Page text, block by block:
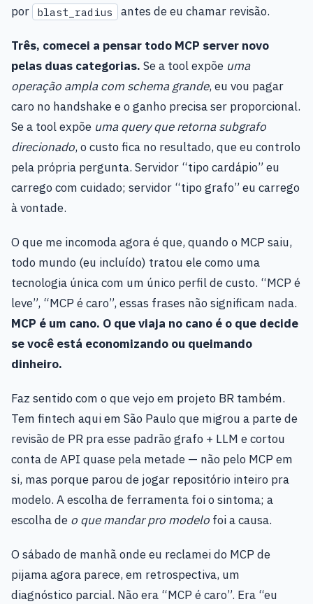
por
blast_radius antes de eu chamar revisão.
Três, comecei a pensar todo MCP server novo
pelas duas categorias. Se a tool expõe uma
operação ampla com schema grande, eu vou pagar
caro no handshake e o ganho precisa ser proporcional.
Se a tool expõe uma query que retorna subgrafo
direcionado, o custo fica no resultado, que eu controlo
pela própria pergunta. Servidor “tipo cardápio” eu
carrego com cuidado; servidor “tipo grafo” eu carrego
à vontade.
O que me incomoda agora é que, quando o MCP saiu,
todo mundo (eu incluído) tratou ele como uma
tecnologia única com um único perfil de custo. “MCP é
leve”, “MCP é caro”, essas frases não significam nada.
MCP é um cano. O que viaja no cano é o que decide
se você está economizando ou queimando
dinheiro.
Faz sentido com o que vejo em projeto BR também.
Tem fintech aqui em São Paulo que migrou a parte de
revisão de PR pra esse padrão grafo + LLM e cortou
conta de API quase pela metade — não pelo MCP em
si, mas porque parou de jogar repositório inteiro pra
modelo. A escolha de ferramenta foi o sintoma; a
escolha de o que mandar pro modelo foi a causa.
O sábado de manhã onde eu reclamei do MCP de
pijama agora parece, em retrospectiva, um
diagnóstico parcial. Não era “MCP é caro”. Era “eu